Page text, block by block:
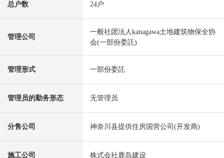
总户数 24户
管理公司
一般社团法人kanagawa土地建筑物保全协
会(一部份委託)
管理形式 一部份委託
管理员的勤务形态 无管理员
分售公司 神奈川县提供住房国营公司(开发商)
施工公司 株式会社鹿岛建设